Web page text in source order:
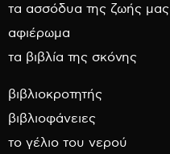
τα ασσόδυα της ζωής μας
αφιέρωμα
τα βιβλία της σκόνης
βιβλιοκροτητής
βιβλιοφάνειες
το γέλιο του νερού